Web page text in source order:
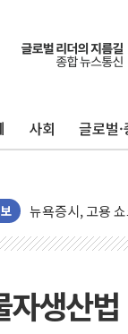
사회 글로벌
민주, 오늘 제주·
한상협, 업계 개
트럼프, 쿡 연준
유럽증시, 美 고
[종합] 이슬람 수
트럼프, 백신·자
생산